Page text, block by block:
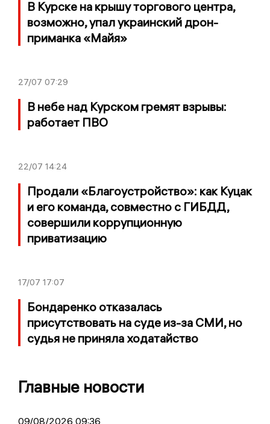
В Курске на крышу торгового центра,
возможно, упал украинский дрон-
приманка «Майя»
27/07 07:29
В небе над Курском гремят взрывы:
работает ПВО
22/07 14:24
Продали «Благоустройство»: как Куцак
и его команда, совместно с ГИБДД,
совершили коррупционную
приватизацию
17/07 17:07
Бондаренко отказалась
присутствовать на суде из-за СМИ, но
судья не приняла ходатайство
Главные новости
09/08/2026 09:36